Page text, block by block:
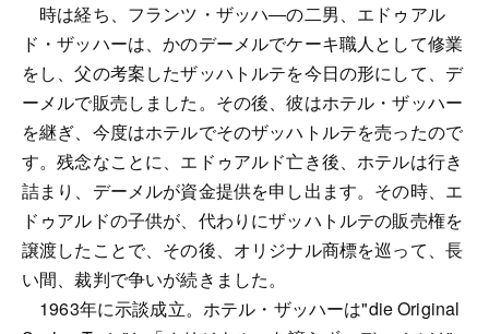
時は経ち、フランツ・ザッハ―の二男、エドゥアル
ド・ザッハーは、かのデーメルでケーキ職人として修業
をし、父の考案したザッハトルテを今日の形にして、デ
ーメルで販売しました。その後、彼はホテル・ザッハー
を継ぎ、今度はホテルでそのザッハトルテを売ったので
す。残念なことに、エドゥアルド亡き後、ホテルは行き
詰まり、デーメルが資金提供を申し出ます。その時、エ
ドゥアルドの子供が、代わりにザッハトルテの販売権を
譲渡したことで、その後、オリジナル商標を巡って、長
い間、裁判で争いが続きました。
1963年に示談成立。ホテル・ザッハーは"die Original